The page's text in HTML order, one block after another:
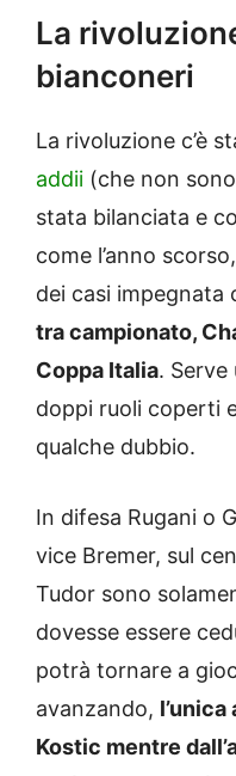
La
bianconeri
La rivoluzione c’è
addii (che non
stata bilanciata e
come l’anno
dei casi impegnata
tra campionato,
Coppa Italia.
doppi ruoli coperti
qualche dubbio.
In difesa Rugani o
vice Bremer, sul
Tudor sono
dovesse essere
potrà tornare a
avanzando,
Kostic mentre